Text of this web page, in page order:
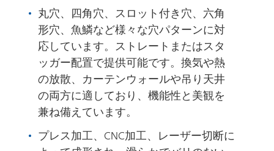
丸穴、四角穴、スロット付き穴、六角
形穴、魚鱗など様々な穴パターンに対
応しています。ストレートまたはスタ
ッガー配置で提供可能です。換気や熱
の放散、カーテンウォールや吊り天井
の両方に適しており、機能性と美観を
兼ね備えています。
プレス加工、CNC加工、レーザー切断に